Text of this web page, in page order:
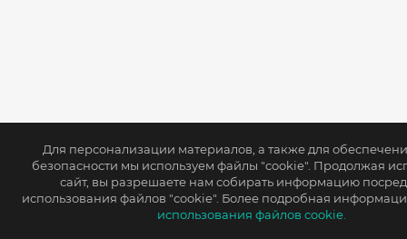
Для персонализации материалов, а также для
безопасности мы используем файлы "cookie". Продолжая
сайт, вы разрешаете нам собирать информацию
использования файлов "cookie". Более подробная
использования файлов cookie.